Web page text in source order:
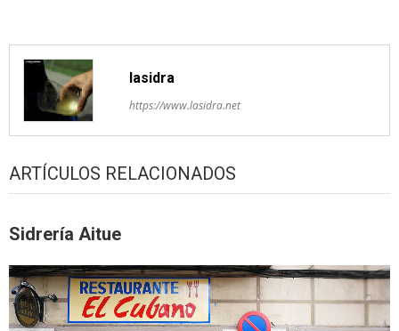
lasidra
https://www.lasidra.net
ARTÍCULOS RELACIONADOS
Sidrería Aitue